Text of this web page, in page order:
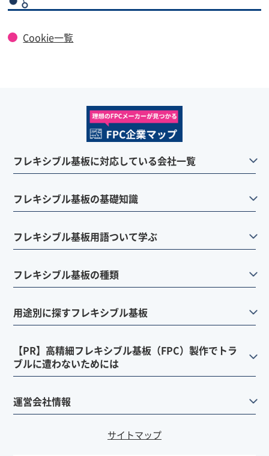
Cookie一覧
フレキシブル基板に対応している会社一覧
フレキシブル基板の基礎知識
フレキシブル基板用語ついて学ぶ
フレキシブル基板の種類
用途別に探すフレキシブル基板
【PR】高精細フレキシブル基板（FPC）製作でトラ
ブルに遭わないためには
運営会社情報
サイトマップ